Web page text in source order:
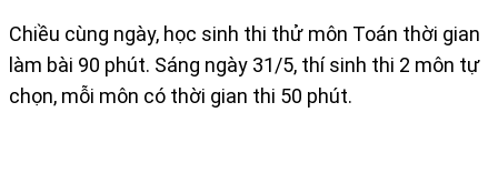
Chiều cùng ngày, học sinh thi thử môn Toán thời gian
làm bài 90 phút. Sáng ngày 31/5, thí sinh thi 2 môn tự
chọn, mỗi môn có thời gian thi 50 phút.